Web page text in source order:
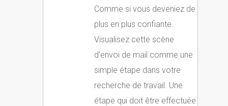
Comme si vous deveniez de
plus en plus confiante.
Visualisez cette scène
d’envoi de mail comme une
simple étape dans votre
recherche de travail. Une
étape qui doit être effectuée